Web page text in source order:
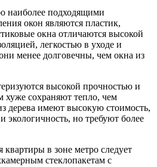
наиболее подходящими
окон являются пластик,
окна отличаются высокой
легкостью в уходе и
менее долговечны, чем окна из
высокой прочностью и
хуже сохраняют тепло, чем
дерева имеют высокую стоимость,
но требуют более
в зоне метро следует
стеклопакетам с